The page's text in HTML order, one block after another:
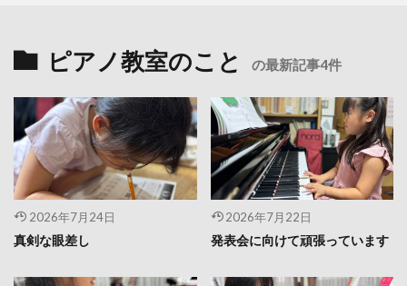
ピアノ教室のこと の最新記事4件
2026年7月24日
真剣な眼差し
2026年7月22日
発表会に向けて頑張っています